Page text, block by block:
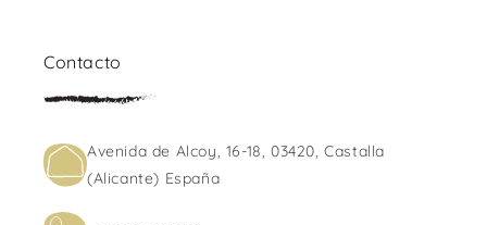
Contacto
Avenida de Alcoy, 16-18, 03420, Castalla
(Alicante) España